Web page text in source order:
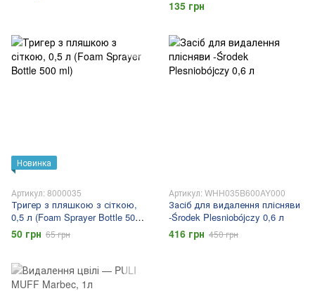
135 грн
Новинка
Артикул: 8000035
Тригер з пляшкою з сіткою,
0,5 л (Foam Sprayer Bottle 500
ml)
50 грн 65 грн
Артикул: WHH035B600AY000
Засіб для видалення плісняви
-Środek Plesniobójczy 0,6 л
416 грн 450 грн